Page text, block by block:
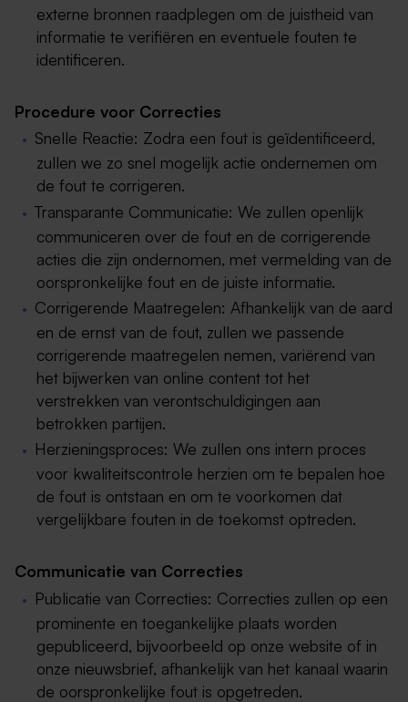
externe bronnen raadplegen om de juistheid van
informatie te verifiëren en eventuele fouten te
identificeren.
Procedure voor Correcties
Snelle Reactie: Zodra een fout is geïdentificeerd,
zullen we zo snel mogelijk actie ondernemen om
de fout te corrigeren.
Transparante Communicatie: We zullen openlijk
communiceren over de fout en de corrigerende
acties die zijn ondernomen, met vermelding van de
oorspronkelijke fout en de juiste informatie.
Corrigerende Maatregelen: Afhankelijk van de aard
en de ernst van de fout, zullen we passende
corrigerende maatregelen nemen, variërend van
het bijwerken van online content tot het
verstrekken van verontschuldigingen aan
betrokken partijen.
Herzieningsproces: We zullen ons intern proces
voor kwaliteitscontrole herzien om te bepalen hoe
de fout is ontstaan en om te voorkomen dat
vergelijkbare fouten in de toekomst optreden.
Communicatie van Correcties
Publicatie van Correcties: Correcties zullen op een
prominente en toegankelijke plaats worden
gepubliceerd, bijvoorbeeld op onze website of in
onze nieuwsbrief, afhankelijk van het kanaal waarin
de oorspronkelijke fout is opgetreden.